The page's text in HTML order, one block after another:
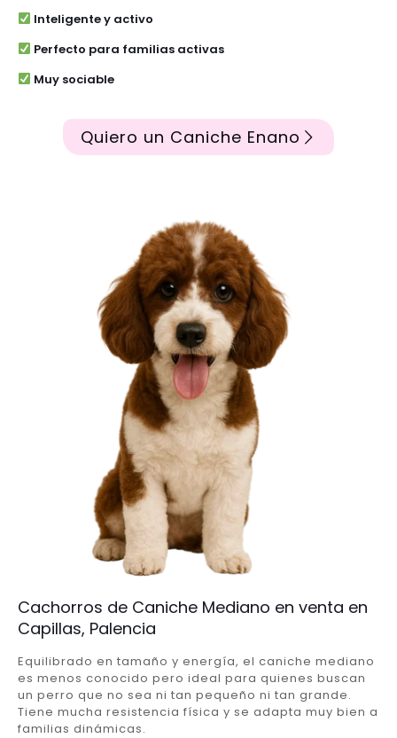
Inteligente y activo
Perfecto para familias activas
Muy sociable
Quiero un Caniche Enano
Cachorros de Caniche Mediano en venta en
Capillas, Palencia
Equilibrado en tamaño y energía, el caniche mediano
es menos conocido pero ideal para quienes buscan
un perro que no sea ni tan pequeño ni tan grande.
Tiene mucha resistencia física y se adapta muy bien a
familias dinámicas.